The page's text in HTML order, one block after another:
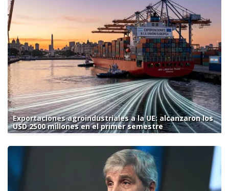
Exportaciones agroindustriales a la UE: alcanzaron los
USD 2500 millones en el primer semestre